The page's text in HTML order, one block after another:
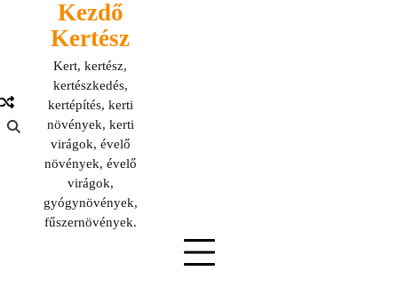
Kezdő
Kertész
Kert, kertész,
kertészkedés,
kertépítés, kerti
növények, kerti
virágok, évelő
növények, évelő
virágok,
gyógynövények,
fűszernövények.